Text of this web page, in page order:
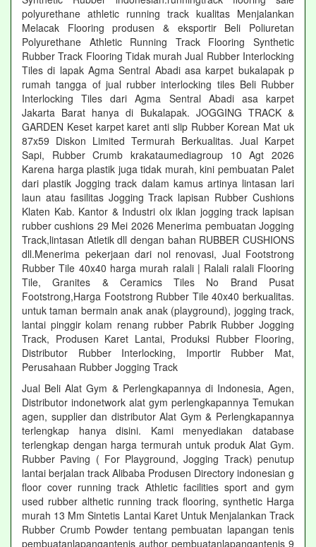
polyurethane athletic running track kualitas Menjalankan
Melacak Flooring produsen & eksportir Beli Poliuretan
Polyurethane Athletic Running Track Flooring Synthetic
Rubber Track Flooring Tidak murah Jual Rubber Interlocking
Tiles di lapak Agma Sentral Abadi asa karpet bukalapak p
rumah tangga of jual rubber interlocking tiles Beli Rubber
Interlocking Tiles dari Agma Sentral Abadi asa karpet
Jakarta Barat hanya di Bukalapak. JOGGING TRACK &
GARDEN Keset karpet karet anti slip Rubber Korean Mat uk
87x59 Diskon Limited Termurah Berkualitas. Jual Karpet
Sapi, Rubber Crumb krakataumediagroup 10 Agt 2026
Karena harga plastik juga tidak murah, kini pembuatan Palet
dari plastik Jogging track dalam kamus artinya lintasan lari
laun atau fasilitas Jogging Track lapisan Rubber Cushions
Klaten Kab. Kantor & Industri olx iklan jogging track lapisan
rubber cushions 29 Mei 2026 Menerima pembuatan Jogging
Track,lintasan Atletik dll dengan bahan RUBBER CUSHIONS
dll.Menerima pekerjaan dari nol renovasi, Jual Footstrong
Rubber Tile 40x40 harga murah ralali | Ralali ralali Flooring
Tile, Granites & Ceramics Tiles No Brand Pusat
Footstrong,Harga Footstrong Rubber Tile 40x40 berkualitas.
untuk taman bermain anak anak (playground), jogging track,
lantai pinggir kolam renang rubber Pabrik Rubber Jogging
Track, Produsen Karet Lantai, Produksi Rubber Flooring,
Distributor Rubber Interlocking, Importir Rubber Mat,
Perusahaan Rubber Jogging Track
Jual Beli Alat Gym & Perlengkapannya di Indonesia, Agen,
Distributor indonetwork alat gym perlengkapannya Temukan
agen, supplier dan distributor Alat Gym & Perlengkapannya
terlengkap hanya disini. Kami menyediakan database
terlengkap dengan harga termurah untuk produk Alat Gym.
Rubber Paving ( For Playground, Jogging Track) penutup
lantai berjalan track Alibaba Produsen Directory indonesian g
floor cover running track Athletic facilities sport and gym
used rubber althetic running track flooring, synthetic Harga
murah 13 Mm Sintetis Lantai Karet Untuk Menjalankan Track
Rubber Crumb Powder tentang pembuatan lapangan tenis
pembuatanlapangantenis author pembuatanlapangantenis 9